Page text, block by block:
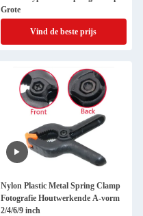
Grote
Vind de beste prijs
Nylon Plastic Metal Spring Clamp
Fotografie Houtwerkende A-vorm
2/4/6/9 inch